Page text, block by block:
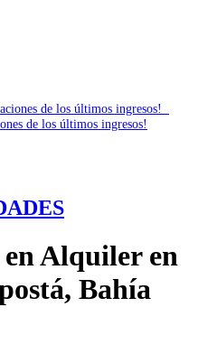
de los últimos ingresos!
Alquiler en
Bahía